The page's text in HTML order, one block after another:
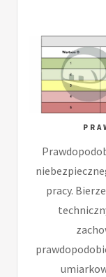
pracy.